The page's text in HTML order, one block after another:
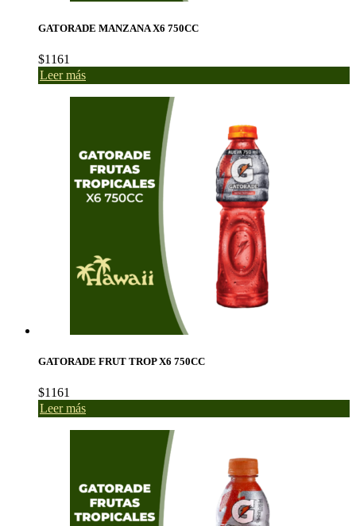
GATORADE MANZANA X6 750CC
$1161
Leer más
GATORADE FRUT TROP X6 750CC
$1161
Leer más